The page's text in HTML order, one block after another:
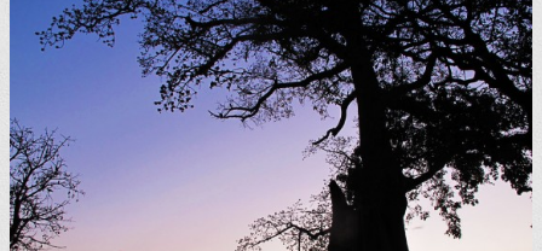
State,
Burgess
(1961)
–
4